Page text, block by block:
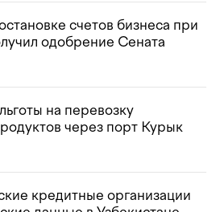
счетов бизнеса при
одобрение Сената
на перевозку
через порт Курык
кредитные организации